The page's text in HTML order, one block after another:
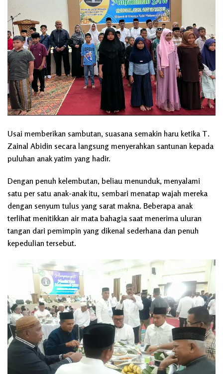
Usai memberikan sambutan, suasana semakin haru ketika T.
Zainal Abidin secara langsung menyerahkan santunan kepada
puluhan anak yatim yang hadir.
Dengan penuh kelembutan, beliau menunduk, menyalami
satu per satu anak-anak itu, sembari menatap wajah mereka
dengan senyum tulus yang sarat makna. Beberapa anak
terlihat menitikkan air mata bahagia saat menerima uluran
tangan dari pemimpin yang dikenal sederhana dan penuh
kepedulian tersebut.